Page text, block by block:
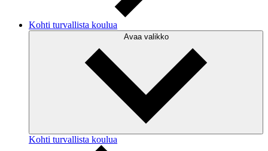
Kohti turvallista koulua
Avaa valikko
Kohti turvallista koulua